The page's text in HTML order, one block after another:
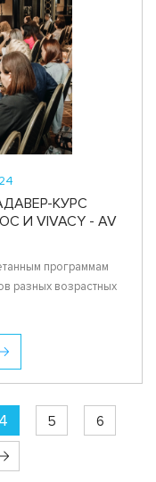
КУРС
И VIVACY - AV
программам
разных возрастных
4 5 6